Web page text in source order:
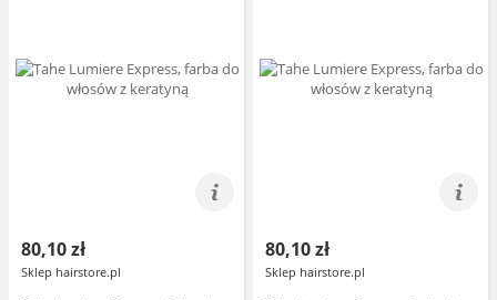
80,10 zł
Sklep hairstore.pl
80,10 zł
Sklep hairstore.pl